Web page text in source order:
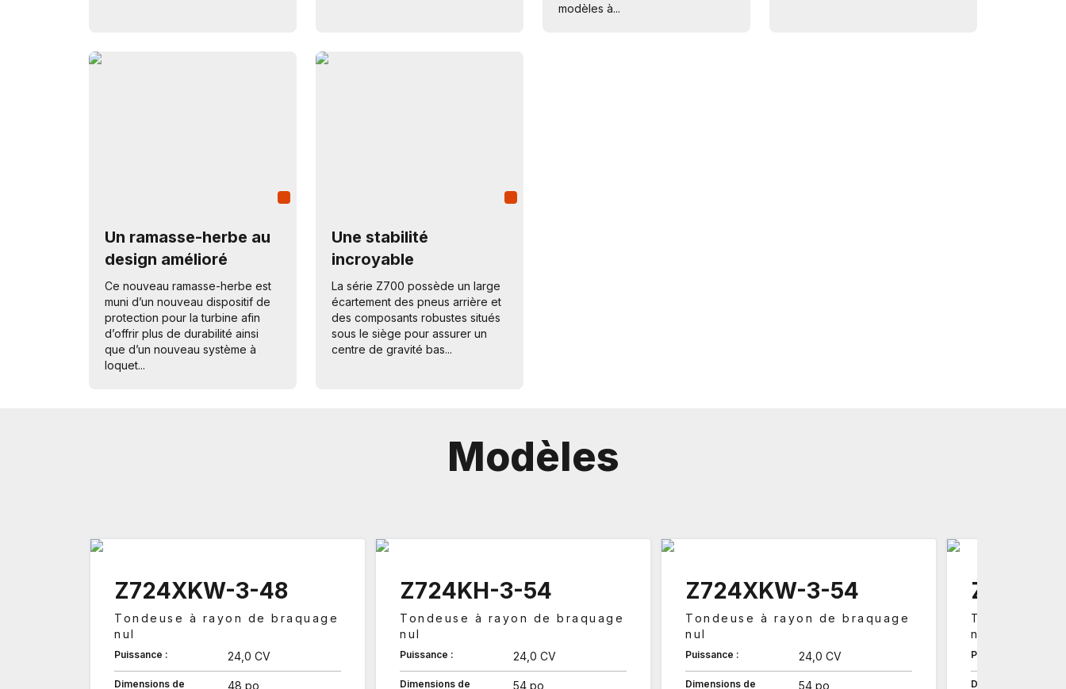
modèles à...
Un ramasse-herbe au
design amélioré
Ce nouveau ramasse-herbe est
muni d’un nouveau dispositif de
protection pour la turbine afin
d’offrir plus de durabilité ainsi
que d’un nouveau système à
loquet...
Une stabilité
incroyable
La série Z700 possède un large
écartement des pneus arrière et
des composants robustes situés
sous le siège pour assurer un
centre de gravité bas...
Modèles
Z724XKW-3-48
Tondeuse à rayon de braquage
nul
Puissance : 24,0 CV
Dimensions de
48 po
Z724KH-3-54
Tondeuse à rayon de braquage
nul
Puissance : 24,0 CV
Dimensions de
54 po
Z724XKW-3-54
Tondeuse à rayon de braquage
nul
Puissance : 24,0 CV
Dimensions de
54 po
Tondeuse à
nul
Puissance :
Dimensions de